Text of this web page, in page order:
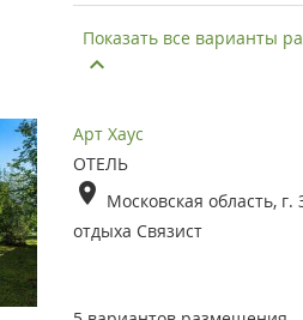
Показать все варианты
Арт Хаус
ОТЕЛЬ
Московская область,
отдыха Связист